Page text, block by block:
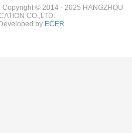
Copyright © 2014 - 2025 HANGZHOU
CO.,LTD.
by ECER